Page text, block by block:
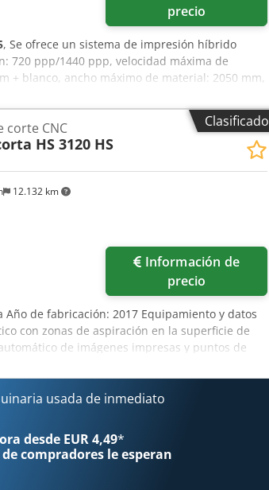
precio
, Se ofrece un sistema de impresión híbrido
720 ppp/1440 ppp, velocidad máxima de
+ blanco, ancho máximo de material: 2050 mm,
material: 45 mm, peso máximo de la placa: 10
4350 mm/1470 mm/1600 mm, peso:
para la impresión de placas, así como una
está adaptada para la impresión de señales de
Se puede organizar una visita para
Clasificado
12.132 km
corte CNC
HS 3120 HS
precio
Año de fabricación: 2017 Equipamiento y datos
con zonas de aspiración en la superficie de
de imágenes impresas y puntos de
de vacío individuales que se activan
multiherramienta para cortar, hendir y fresar
para procesar diferentes sustratos
- Sistema de proyección por vídeo para
de hasta 102 m/min, aceleración 1,4 G -
3100 x 2000 mm - Zonas de aspiración en
min Programa de herramientas: - Herramienta
(software) Elipack Disponibilidad: A corto
usada de inmediato
desde EUR 4,49*
compradores le esperan